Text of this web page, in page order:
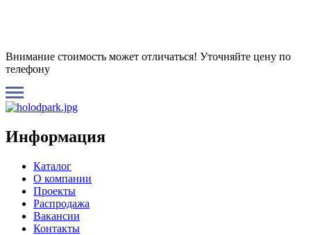
Внимание стоимость может отличаться! Уточняйте цену по
телефону
Информация
Каталог
О компании
Проекты
Распродажа
Вакансии
Контакты